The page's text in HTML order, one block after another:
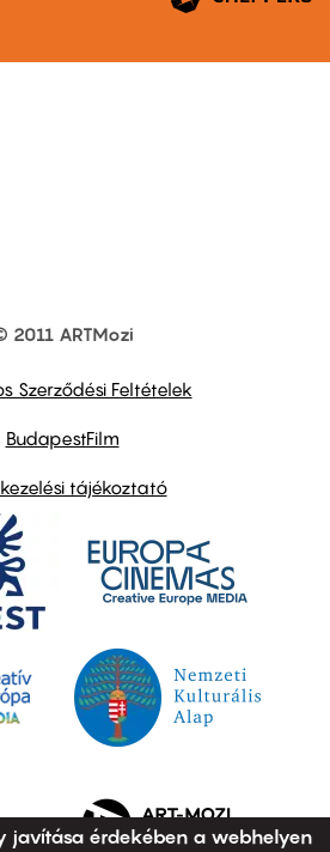
2011 ARTMozi
Szerződési Feltételek
BudapestFilm
tájékoztató
javítása érdekében a webhelyen